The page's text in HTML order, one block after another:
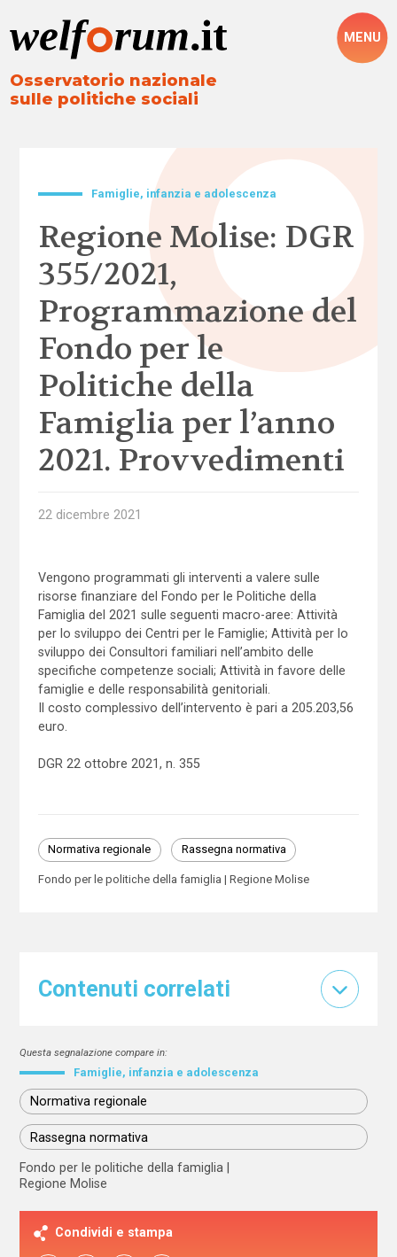
Osservatorio nazionale
sulle politiche sociali
MENU
Famiglie, infanzia e adolescenza
Regione Molise: DGR
355/2021,
Programmazione del
Fondo per le
Politiche della
Famiglia per l’anno
2021. Provvedimenti
22 dicembre 2021
Vengono programmati gli interventi a valere sulle
risorse finanziare del Fondo per le Politiche della
Famiglia del 2021 sulle seguenti macro-aree: Attività
per lo sviluppo dei Centri per le Famiglie; Attività per lo
sviluppo dei Consultori familiari nell’ambito delle
specifiche competenze sociali; Attività in favore delle
famiglie e delle responsabilità genitoriali.
Il costo complessivo dell’intervento è pari a 205.203,56
euro.
DGR 22 ottobre 2021, n. 355
Normativa regionale Rassegna normativa
Fondo per le politiche della famiglia Regione Molise
Contenuti correlati
Questa segnalazione compare in:
Famiglie, infanzia e adolescenza
Normativa regionale
Rassegna normativa
Fondo per le politiche della famiglia
Regione Molise
Condividi e stampa